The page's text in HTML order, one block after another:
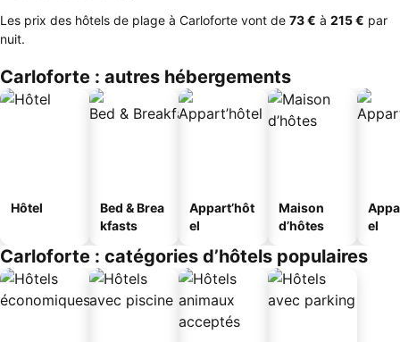
Les prix des hôtels de plage à Carloforte vont de ‎73 € à ‎215 € par
nuit.
Carloforte : autres hébergements
Hôtel
Bed & Brea
kfasts
Appart’hôt
el
Maison
d’hôtes
el
Carloforte : catégories d’hôtels populaires